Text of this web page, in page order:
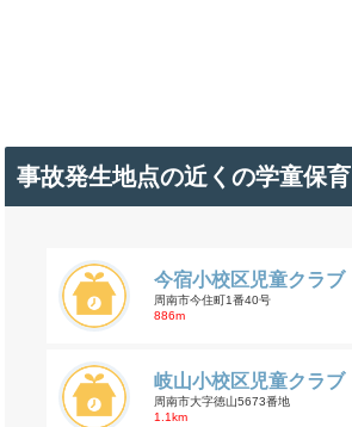
事故発生地点の近くの学童保育
今宿小校区児童クラブ
周南市今住町1番40号
886m
岐山小校区児童クラブ
周南市大字徳山5673番地
1.1km